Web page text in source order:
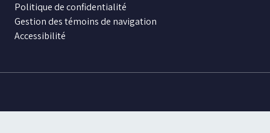
Politique de confidentialité
Gestion des témoins de navigation
Accessibilité